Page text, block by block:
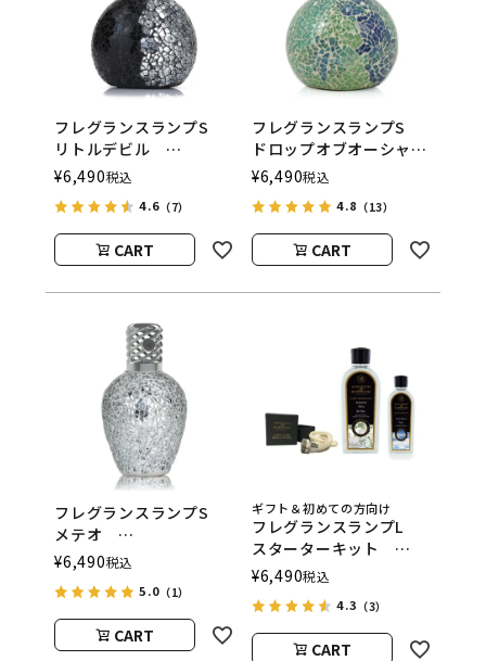
フレグランスランプS
リトルデビル
ASHLEIGH&BURWOOD
（アシュレイアンドバー
ウッド）
¥6,490税込
4.6 （7）
CART
フレグランスランプS
ドロップオブオーシャ
ン
ASHLEIGH&BURWOOD
（アシュレイアンドバー
ウッド）
¥6,490税込
4.8 （13）
CART
フレグランスランプS
メテオ
ASHLEIGH&BURWOOD
（アシュレイアンドバー
ウッド）
¥6,490税込
5.0 （1）
CART
ギフト＆初めての方向け
フレグランスランプL
スターターキット
ASHLEIGH&BURWOOD
（アシュレイアンドバー
ウッド）
¥6,490税込
4.3 （3）
CART